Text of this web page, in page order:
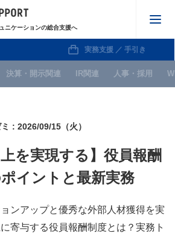
ニケーションの総合支援へ
決算・開示関連 IR関連 人事・採用
実務支援 ／ 手引き
上を実現する】役員報酬
イントと最新実務
ンアップと優秀な外部人材獲得を実
寄与する役員報酬制度とは？実務ト
: 2026/09/15（火）